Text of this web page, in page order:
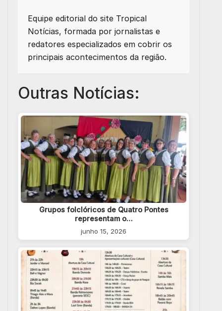
Equipe editorial do site Tropical
Notícias, formada por jornalistas e
redatores especializados em cobrir os
principais acontecimentos da região.
Outras Notícias:
Grupos folclóricos de Quatro Pontes
representam o…
junho 15, 2026